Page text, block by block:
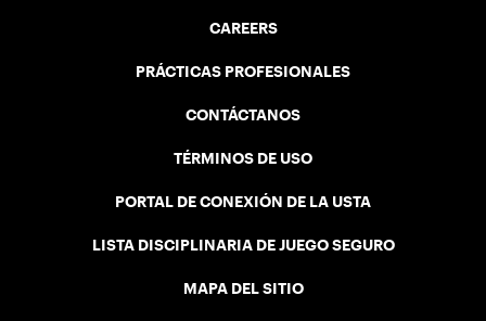
CAREERS
PRÁCTICAS PROFESIONALES
CONTÁCTANOS
TÉRMINOS DE USO
PORTAL DE CONEXIÓN DE LA USTA
LISTA DISCIPLINARIA DE JUEGO SEGURO
MAPA DEL SITIO